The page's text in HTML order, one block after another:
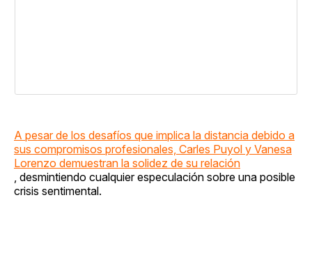
A pesar de los desafíos que implica la distancia debido a
sus compromisos profesionales, Carles Puyol y Vanesa
Lorenzo demuestran la solidez de su relación
, desmintiendo cualquier especulación sobre una posible
crisis sentimental.